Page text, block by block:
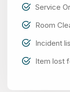
Service
Room
Incident
Item lost